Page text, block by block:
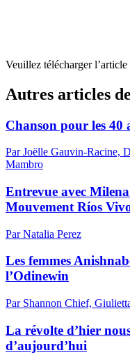
Veuillez télécharger
Autres articles
Chanson pour les 40
Par Joëlle Gauvin-Racine,
Mambro
Entrevue avec
Mouvement Ríos
Par Natalia Perez
Les femmes
l’Odinewin
Par Shannon Chief,
La révolte d’hier
d’aujourd’hui